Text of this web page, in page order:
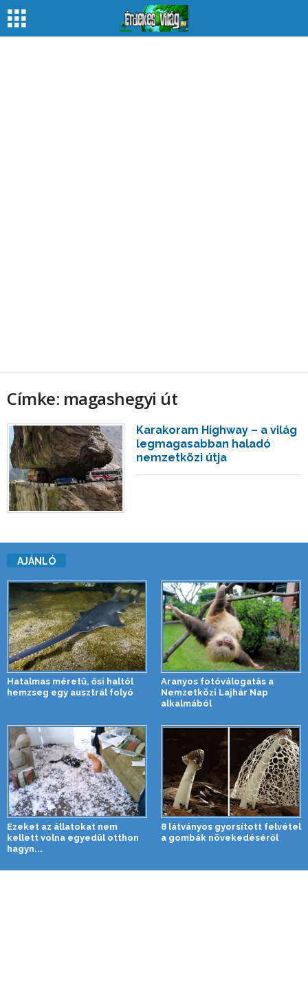
Címke: magashegyi út
Karakoram Highway – a világ
legmagasabban haladó
nemzetközi útja
AJÁNLÓ
Hatalmas méretű, ősi haltól
hemzseg egy ausztrál folyó
Aranyos fotóválogatás a
Nemzetközi Lajhár Nap
alkalmából
Ezeket az állatokat nem
kellett volna egyedül otthon
hagyn...
8 látványos gyorsított felvétel
a gombák növekedéséről